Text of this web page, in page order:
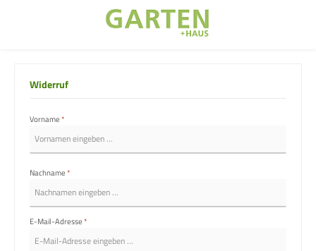
Widerruf
Vorname*
Nachname*
E-Mail-Adresse*